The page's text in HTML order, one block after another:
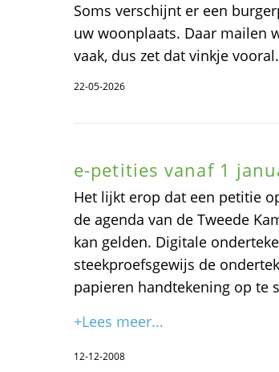
Soms verschijnt er een
uw woonplaats. Daar mailen
vaak, dus zet dat vinkje vooral.
22-05-2026
e-petities vanaf 1
Het lijkt erop dat een petitie
de agenda van de Tweede
kan gelden. Digitale
steekproefsgewijs de
papieren handtekening op te
+Lees meer...
12-12-2008